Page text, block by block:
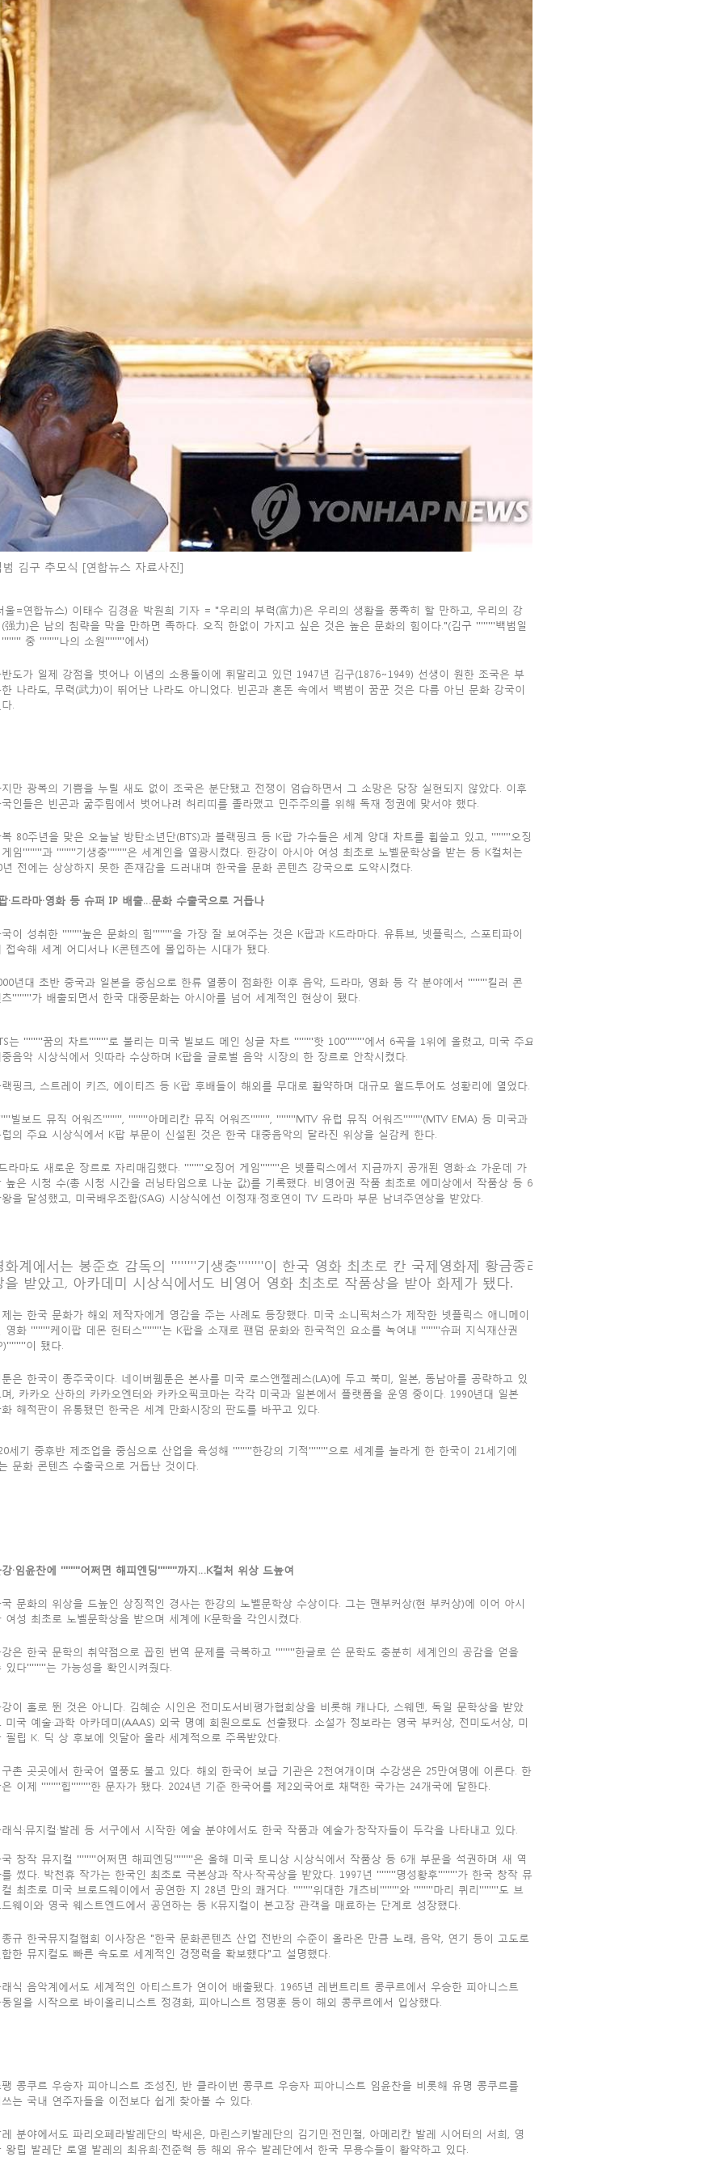
범 김구 추모식 [연합뉴스 자료사진]
울=연합뉴스) 이태수 김경윤 박원희 기자 = "우리의 부력(富力)은 우리의 생활을 풍족히 할 만하고, 우리의 강
(强力)은 남의 침략을 막을 만하면 족하다. 오직 한없이 가지고 싶은 것은 높은 문화의 힘이다."(김구 ''''''''백범일
'''''''' 중 ''''''''나의 소원''''''''에서)
반도가 일제 강점을 벗어나 이념의 소용돌이에 휘말리고 있던 1947년 김구(1876∼1949) 선생이 원한 조국은 부
나라도, 무력(武力)이 뛰어난 나라도 아니었다. 빈곤과 혼돈 속에서 백범이 꿈꾼 것은 다름 아닌 문화 강국이
.
지만 광복의 기쁨을 누릴 새도 없이 조국은 분단됐고 전쟁이 엄습하면서 그 소망은 당장 실현되지 않았다. 이후
국인들은 빈곤과 굶주림에서 벗어나려 허리띠를 졸라맸고 민주주의를 위해 독재 정권에 맞서야 했다.
80주년을 맞은 오늘날 방탄소년단(BTS)과 블랙핑크 등 K팝 가수들은 세계 양대 차트를 휩쓸고 있고, ''''''''오징
게임''''''''과 ''''''''기생충''''''''은 세계인을 열광시켰다. 한강이 아시아 여성 최초로 노벨문학상을 받는 등 K컬처는
년 전에는 상상하지 못한 존재감을 드러내며 한국을 문화 콘텐츠 강국으로 도약시켰다.
·드라마·영화 등 슈퍼 IP 배출…문화 수출국으로 거듭나
국이 성취한 ''''''''높은 문화의 힘''''''''을 가장 잘 보여주는 것은 K팝과 K드라마다. 유튜브, 넷플릭스, 스포티파이
접속해 세계 어디서나 K콘텐츠에 몰입하는 시대가 됐다.
년대 초반 중국과 일본을 중심으로 한류 열풍이 점화한 이후 음악, 드라마, 영화 등 각 분야에서 ''''''''킬러 콘
츠''''''''가 배출되면서 한국 대중문화는 아시아를 넘어 세계적인 현상이 됐다.
는 ''''''''꿈의 차트''''''''로 불리는 미국 빌보드 메인 싱글 차트 ''''''''핫 100''''''''에서 6곡을 1위에 올렸고, 미국 주요
중음악 시상식에서 잇따라 수상하며 K팝을 글로벌 음악 시장의 한 장르로 안착시켰다.
핑크, 스트레이 키즈, 에이티즈 등 K팝 후배들이 해외를 무대로 활약하며 대규모 월드투어도 성황리에 열었다.
빌보드 뮤직 어워즈'''''''', ''''''''아메리칸 뮤직 어워즈'''''''', ''''''''MTV 유럽 뮤직 어워즈''''''''(MTV EMA) 등 미국과
의 주요 시상식에서 K팝 부문이 신설된 것은 한국 대중음악의 달라진 위상을 실감케 한다.
라마도 새로운 장르로 자리매김했다. ''''''''오징어 게임''''''''은 넷플릭스에서 지금까지 공개된 영화·쇼 가운데 가
높은 시청 수(총 시청 시간을 러닝타임으로 나눈 값)를 기록했다. 비영어권 작품 최초로 에미상에서 작품상 등 6
을 달성했고, 미국배우조합(SAG) 시상식에선 이정재·정호연이 TV 드라마 부문 남녀주연상을 받았다.
화계에서는 봉준호 감독의 ''''''''기생충''''''''이 한국 영화 최초로 칸 국제영화제 황금종려
을 받았고, 아카데미 시상식에서도 비영어 영화 최초로 작품상을 받아 화제가 됐다.
제는 한국 문화가 해외 제작자에게 영감을 주는 사례도 등장했다. 미국 소니픽처스가 제작한 넷플릭스 애니메이
영화 ''''''''케이팝 데몬 헌터스''''''''는 K팝을 소재로 팬덤 문화와 한국적인 요소를 녹여내 ''''''''슈퍼 지식재산권
이 됐다.
툰은 한국이 종주국이다. 네이버웹툰은 본사를 미국 로스앤젤레스(LA)에 두고 북미, 일본, 동남아를 공략하고 있
, 카카오 산하의 카카오엔터와 카카오픽코마는 각각 미국과 일본에서 플랫폼을 운영 중이다. 1990년대 일본
화 해적판이 유통됐던 한국은 세계 만화시장의 판도를 바꾸고 있다.
세기 중후반 제조업을 중심으로 산업을 육성해 ''''''''한강의 기적''''''''으로 세계를 놀라게 한 한국이 21세기에
문화 콘텐츠 수출국으로 거듭난 것이다.
강·임윤찬에 ''''''''어쩌면 해피엔딩''''''''까지…K컬처 위상 드높여
국 문화의 위상을 드높인 상징적인 경사는 한강의 노벨문학상 수상이다. 그는 맨부커상(현 부커상)에 이어 아시
여성 최초로 노벨문학상을 받으며 세계에 K문학을 각인시켰다.
강은 한국 문학의 취약점으로 꼽힌 번역 문제를 극복하고 ''''''''한글로 쓴 문학도 충분히 세계인의 공감을 얻을
있다''''''''는 가능성을 확인시켜줬다.
강이 홀로 뛴 것은 아니다. 김혜순 시인은 전미도서비평가협회상을 비롯해 캐나다, 스웨덴, 독일 문학상을 받았
미국 예술·과학 아카데미(AAAS) 외국 명예 회원으로도 선출됐다. 소설가 정보라는 영국 부커상, 전미도서상, 미
필립 K. 딕 상 후보에 잇달아 올라 세계적으로 주목받았다.
구촌 곳곳에서 한국어 열풍도 불고 있다. 해외 한국어 보급 기관은 2천여개이며 수강생은 25만여명에 이른다. 한
이제 ''''''''힙''''''''한 문자가 됐다. 2024년 기준 한국어를 제2외국어로 채택한 국가는 24개국에 달한다.
식·뮤지컬·발레 등 서구에서 시작한 예술 분야에서도 한국 작품과 예술가·창작자들이 두각을 나타내고 있다.
국 창작 뮤지컬 ''''''''어쩌면 해피엔딩''''''''은 올해 미국 토니상 시상식에서 작품상 등 6개 부문을 석권하며 새 역
를 썼다. 박천휴 작가는 한국인 최초로 극본상과 작사·작곡상을 받았다. 1997년 ''''''''명성황후''''''''가 한국 창작 뮤
컬 최초로 미국 브로드웨이에서 공연한 지 28년 만의 쾌거다. ''''''''위대한 개츠비''''''''와 ''''''''마리 퀴리''''''''도 브
웨이와 영국 웨스트엔드에서 공연하는 등 K뮤지컬이 본고장 관객을 매료하는 단계로 성장했다.
종규 한국뮤지컬협회 이사장은 "한국 문화콘텐츠 산업 전반의 수준이 올라온 만큼 노래, 음악, 연기 등이 고도로
합한 뮤지컬도 빠른 속도로 세계적인 경쟁력을 확보했다"고 설명했다.
식 음악계에서도 세계적인 아티스트가 연이어 배출됐다. 1965년 레번트리트 콩쿠르에서 우승한 피아니스트
동일을 시작으로 바이올리니스트 정경화, 피아니스트 정명훈 등이 해외 콩쿠르에서 입상했다.
콩쿠르 우승자 피아니스트 조성진, 반 클라이번 콩쿠르 우승자 피아니스트 임윤찬을 비롯해 유명 콩쿠르를
쓰는 국내 연주자들을 이전보다 쉽게 찾아볼 수 있다.
레 분야에서도 파리오페라발레단의 박세은, 마린스키발레단의 김기민·전민철, 아메리칸 발레 시어터의 서희, 영
왕립 발레단 로열 발레의 최유희·전준혁 등 해외 유수 발레단에서 한국 무용수들이 활약하고 있다.